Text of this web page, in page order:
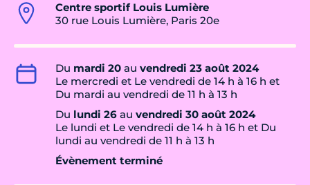
Centre sportif Louis Lumière
30 rue Louis Lumière, Paris 20e
Du mardi 20 au vendredi 23 août 2024
Le mercredi et Le vendredi de 14 h à 16 h et
Du mardi au vendredi de 11 h à 13 h
Du lundi 26 au vendredi 30 août 2024
Le lundi et Le vendredi de 14 h à 16 h et Du
lundi au vendredi de 11 h à 13 h
Évènement terminé